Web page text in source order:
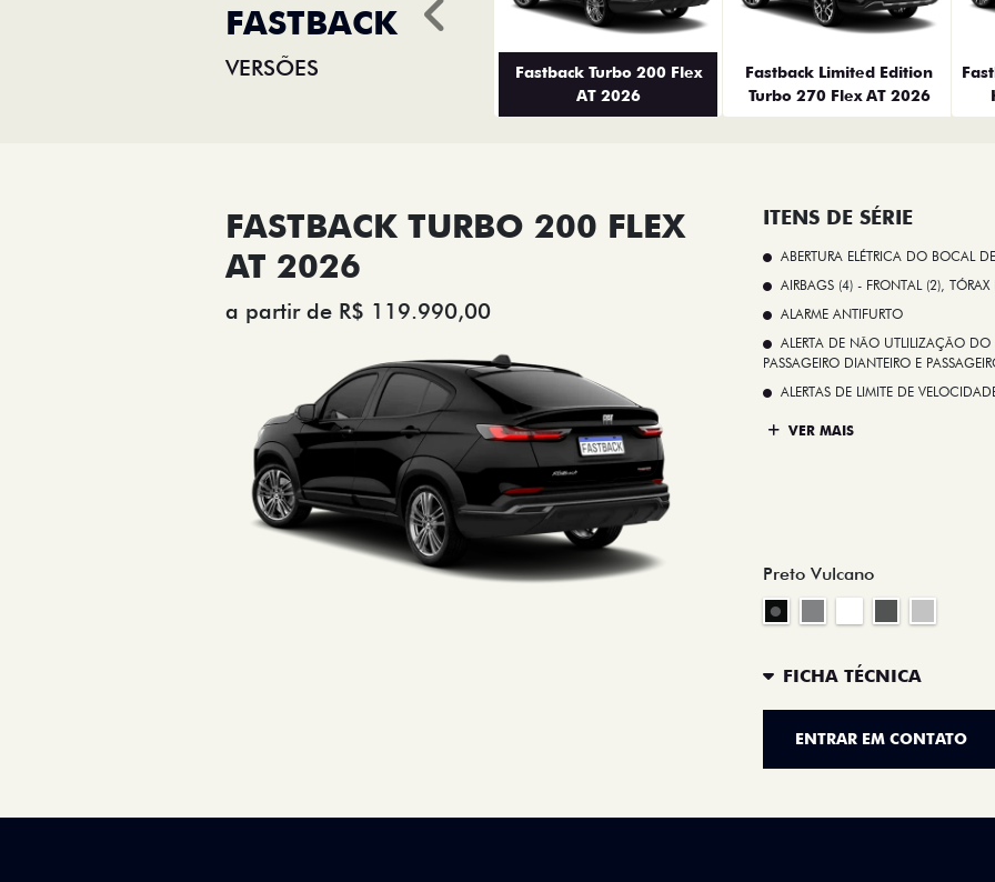
FASTBACK
VERSÕES
Fastback Turbo 200 Flex
AT 2026
Fastback Limited Edition
Turbo 270 Flex AT 2026
Anterior
FASTBACK TURBO 200 FLEX
AT 2026
a partir de R$ 119.990,00
ITENS DE SÉRIE
ABERTURA ELÉTRICA DO BOCAL
AIRBAGS (4) - FRONTAL (2),
ALARME ANTIFURTO
ALERTA DE NÃO UTLILIZAÇÃO
PASSAGEIRO DIANTEIRO E
ALERTAS DE LIMITE DE
VER MAIS
Preto Vulcano
FICHA TÉCNICA
ENTRAR EM CONTATO